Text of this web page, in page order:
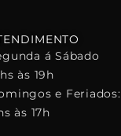
á Sábado
às 19h
e Feriados:
às 17h